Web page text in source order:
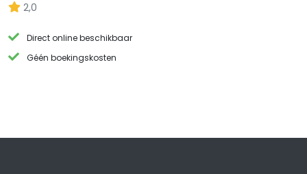
2,0
Direct online beschikbaar
Géén boekingskosten